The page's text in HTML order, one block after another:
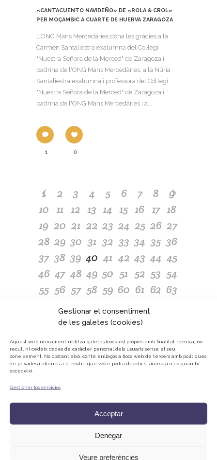
Gestionar el consentiment
de les galetes (cookies)
Aquest web únicament utilitza galetes (cookies) pròpies amb finalitat tècnica, no
recull ni cedeix dades de caràcter personal dels usuaris sense el seu
coneixement.
No obstant això, conté enllaços a llocs web de tercers amb polítiques
de privadesa alienes a la nostra que vostè podrà decidir si accepta o no quan hi
accedeixi.
Gestionar los servicios
Acceptar
Denegar
Veure preferències
«CANTACUENTO NAVIDEÑO» DE «ROLA & CROL»
PER MOÇAMBIC A CUARTE DE HUERVA ZARAGOZA
L'ONG Mans Mercedàries dóna les gràcies a la
Carmen Santaliestra exalumna del Col·legi
"Nuestra Señora de la Merced" de Zaragoza i
padrina de l'ONG Mans Mercedàries, a la Núria
Santaliestra exalumna i professora del Col·legi
"Nuestra Señora de la Merced" de Zaragoza i
padrina de l'ONG Mans Mercedàries i a...
1 0
1 2 3 4 5 6 7 8
9
10 11 12 13 14 15 16 17 18
19 20 21 22 23 24 25 26 27
28 29 30 31 32 33 34 35 36
37 38 39 40 41 42 43 44 45
46 47 48 49 50 51 52 53 54
55 56 57 58 59 60 61 62 63
65 66 69
74 75 76 77 78 79
82 83 84 85 86 87 88 89 90
91 92 93 94 95 96 97 98
Avís Legal